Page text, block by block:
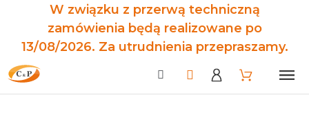
W związku z przerwą techniczną
zamówienia będą realizowane po
13/08/2026. Za utrudnienia przepraszamy.